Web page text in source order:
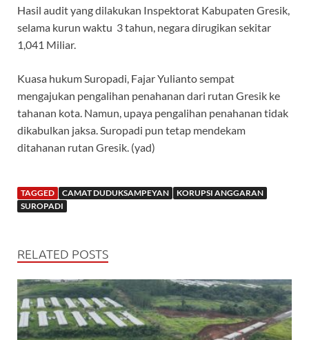
Hasil audit yang dilakukan Inspektorat Kabupaten Gresik,
selama kurun waktu 3 tahun, negara dirugikan sekitar
1,041 Miliar.
Kuasa hukum Suropadi, Fajar Yulianto sempat
mengajukan pengalihan penahanan dari rutan Gresik ke
tahanan kota. Namun, upaya pengalihan penahanan tidak
dikabulkan jaksa. Suropadi pun tetap mendekam
ditahanan rutan Gresik. (yad)
TAGGED CAMAT DUDUKSAMPEYAN
KORUPSI ANGGARAN
SUROPADI
RELATED POSTS